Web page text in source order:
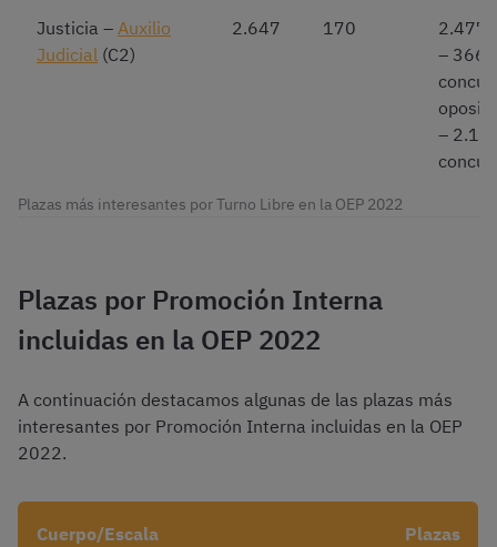
Justicia – Auxilio
Judicial (C2)
2.647 170
2.477
– 366
–
Plazas más interesantes por Turno Libre en la OEP 2022
Plazas por Promoción Interna
incluidas en la OEP 2022
A continuación destacamos algunas de las plazas más
interesantes por Promoción Interna incluidas en la OEP
2022.
Cuerpo/Escala Plazas